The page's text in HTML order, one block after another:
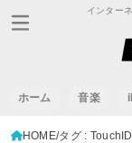
インター
ホーム 音楽
HOME タグ : TouchID